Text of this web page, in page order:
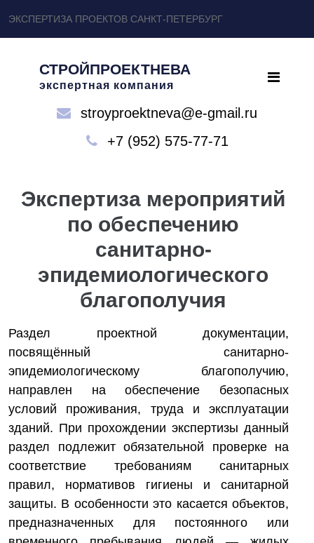
ЭКСПЕРТИЗА ПРОЕКТОВ САНКТ-ПЕТЕРБУРГ
СТРОЙПРОЕКТНЕВА
экспертная компания
stroyproektneva@e-gmail.ru
+7 (952) 575-77-71
Экспертиза мероприятий
по обеспечению
санитарно-
эпидемиологического
благополучия
Раздел проектной документации,
посвящённый санитарно-
эпидемиологическому благополучию,
направлен на обеспечение безопасных
условий проживания, труда и эксплуатации
зданий. При прохождении экспертизы данный
раздел подлежит обязательной проверке на
соответствие требованиям санитарных
правил, нормативов гигиены и санитарной
защиты. В особенности это касается объектов,
предназначенных для постоянного или